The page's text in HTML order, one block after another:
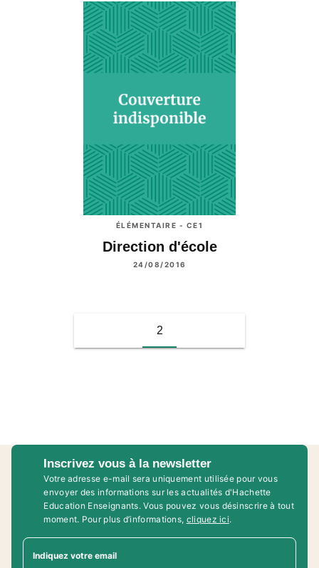
ÉLÉMENTAIRE - CE1
Direction d'école
24/08/2016
2
Inscrivez vous à la newsletter
Votre adresse e-mail sera uniquement utilisée pour vous
envoyer des informations sur les actualités d'Hachette
Education Enseignants. Vous pouvez vous désinscrire à tout
moment. Pour plus d’informations, cliquez ici.
Indiquez votre email